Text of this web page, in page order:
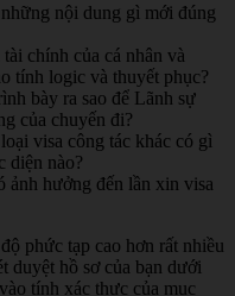
nội dung gì mới đúng
chính của cá nhân và
tính logic và thuyết phục?
bày ra sao để Lãnh sự
của chuyến đi?
visa công tác khác có gì
diện nào?
ảnh hưởng đến lần xin visa
phức tạp cao hơn rất nhiều
duyệt hồ sơ của bạn dưới
tính xác thực của mục